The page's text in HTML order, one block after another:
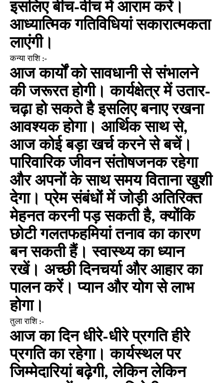
इसलिए बीच-वीच में आराम करें।
आध्यात्मिक गतिविधियां सकारात्मकता
लाएंगी।
कन्या राशि :-
आज कार्यों को सावधानी से संभालने
की जरूरत होगी। कार्यक्षेत्र में उतार-
चढ़ा हो सकते है इसलिए बनाए रखना
आवश्यक होगा। आर्थिक साथ से,
आज कोई बड़ा खर्च करने से बचें।
पारिवारिक जीवन संतोषजनक रहेगा
और अपनों के साथ समय विताना खुशी
देगा। प्रेम संबंधों में जोड़ी अतिरिक्त
मेहनत करनी पड़ सकती है, क्योंकि
छोटी गलतफहमियां तनाव का कारण
बन सकती हैं। स्वास्थ्य का ध्यान
रखें। अच्छी दिनचर्या और आहार का
पालन करें। प्यान और योग से लाभ
होगा।
तुला राशि :-
आज का दिन धीरे-धीरे प्रगति हीरे
प्रगति का रहेगा। कार्यस्थल पर
जिम्मेदारियां बढ़ेगी, लेकिन लेकिन